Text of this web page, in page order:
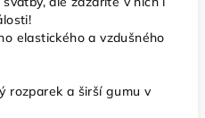
elastického a vzdušného
rozparek a širší gumu v